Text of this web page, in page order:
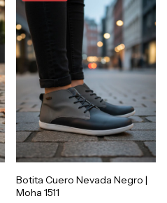
Botita Cuero Nevada Negro |
Moha 1511